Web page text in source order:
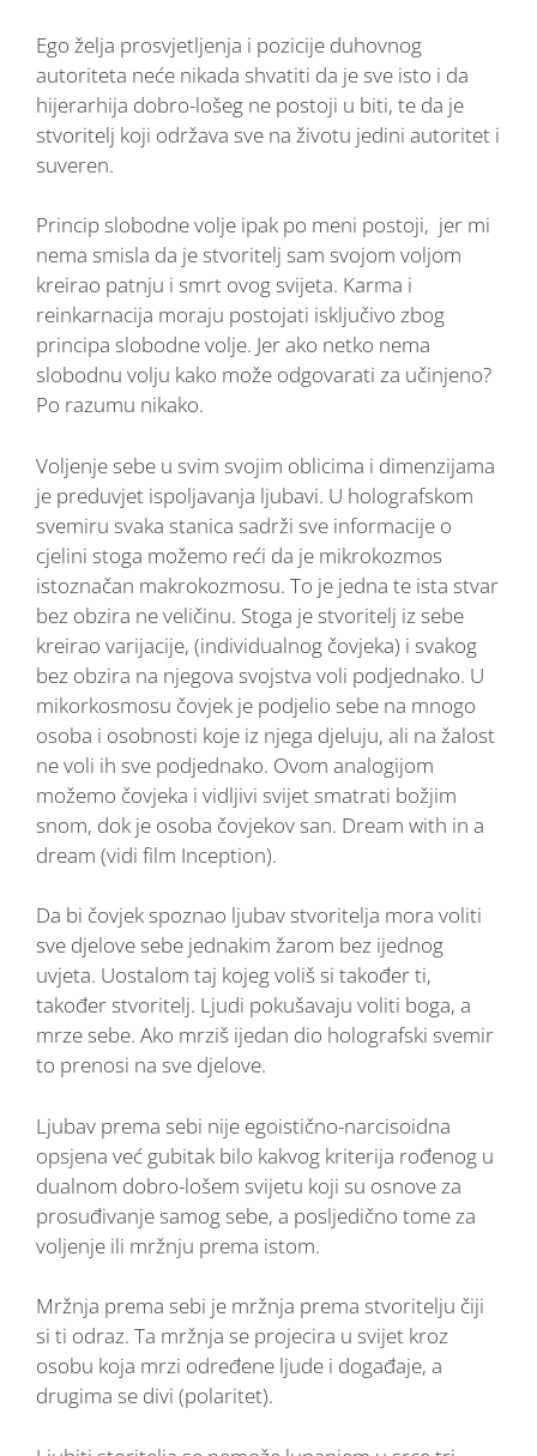
Ego želja prosvjetljenja i pozicije duhovnog
autoriteta neće nikada shvatiti da je sve isto i da
hijerarhija dobro-lošeg ne postoji u biti, te da je
stvoritelj koji održava sve na životu jedini autoritet i
suveren.
Princip slobodne volje ipak po meni postoji, jer mi
nema smisla da je stvoritelj sam svojom voljom
kreirao patnju i smrt ovog svijeta. Karma i
reinkarnacija moraju postojati isključivo zbog
principa slobodne volje. Jer ako netko nema
slobodnu volju kako može odgovarati za učinjeno?
Po razumu nikako.
Voljenje sebe u svim svojim oblicima i dimenzijama
je preduvjet ispoljavanja ljubavi. U holografskom
svemiru svaka stanica sadrži sve informacije o
cjelini stoga možemo reći da je mikrokozmos
istoznačan makrokozmosu. To je jedna te ista stvar
bez obzira ne veličinu. Stoga je stvoritelj iz sebe
kreirao varijacije, (individualnog čovjeka) i svakog
bez obzira na njegova svojstva voli podjednako. U
mikorkosmosu čovjek je podjelio sebe na mnogo
osoba i osobnosti koje iz njega djeluju, ali na žalost
ne voli ih sve podjednako. Ovom analogijom
možemo čovjeka i vidljivi svijet smatrati božjim
snom, dok je osoba čovjekov san. Dream with in a
dream (vidi film Inception).
Da bi čovjek spoznao ljubav stvoritelja mora voliti
sve djelove sebe jednakim žarom bez ijednog
uvjeta. Uostalom taj kojeg voliš si također ti,
također stvoritelj. Ljudi pokušavaju voliti boga, a
mrze sebe. Ako mrziš ijedan dio holografski svemir
to prenosi na sve djelove.
Ljubav prema sebi nije egoistično-narcisoidna
opsjena već gubitak bilo kakvog kriterija rođenog u
dualnom dobro-lošem svijetu koji su osnove za
prosuđivanje samog sebe, a posljedično tome za
voljenje ili mržnju prema istom.
Mržnja prema sebi je mržnja prema stvoritelju čiji
si ti odraz. Ta mržnja se projecira u svijet kroz
osobu koja mrzi određene ljude i događaje, a
drugima se divi (polaritet).